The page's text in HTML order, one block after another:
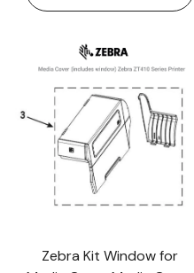
Zebra Kit Window for